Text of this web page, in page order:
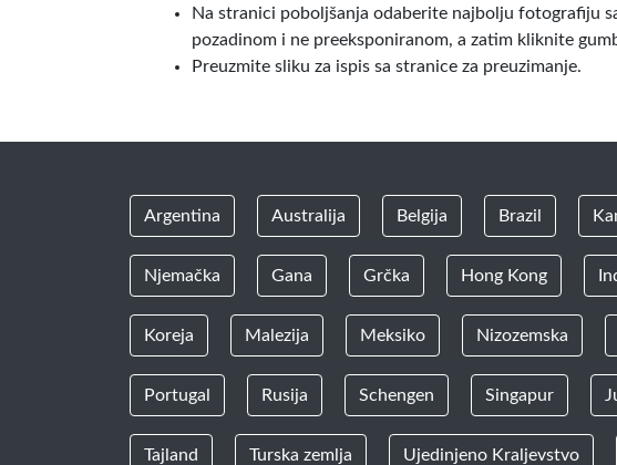
Na stranici poboljšanja odaberite najbolju fotografiju
pozadinom i ne preeksponiranom, a zatim kliknite
Preuzmite sliku za ispis sa stranice za preuzimanje.
Argentina Australija Belgija Brazil
Njemačka Gana Grčka Hong Kong
Koreja Malezija Meksiko Nizozemska
Portugal Rusija Schengen Singapur
Tajland Turska zemlja Ujedinjeno Kraljevstvo